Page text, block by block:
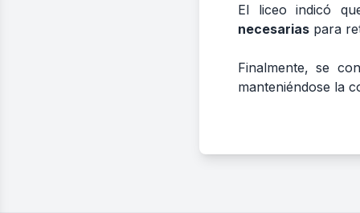
El liceo indicó
necesarias para
Finalmente, se
manteniéndose la